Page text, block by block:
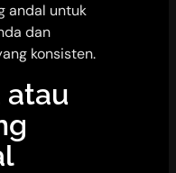
andal untuk
dan
konsisten.
atau